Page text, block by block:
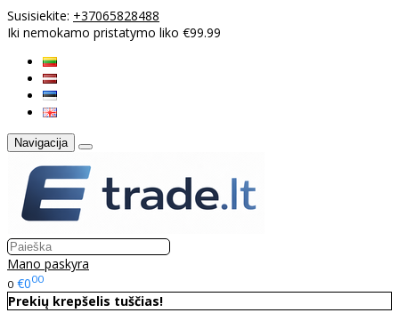
Susisiekite: +37065828488
Iki nemokamo pristatymo liko €99.99
Navigacija
Mano paskyra
0 €000
Prekių krepšelis tuščias!